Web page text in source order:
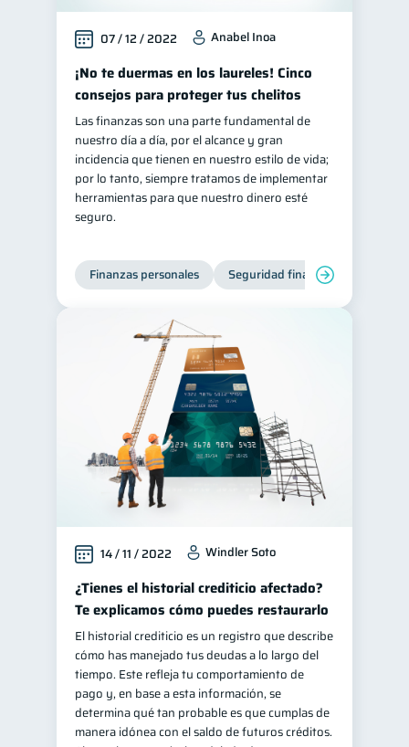
07 / 12 / 2022 Anabel Inoa
¡No te duermas en los laureles! Cinco
consejos para proteger tus chelitos
Las finanzas son una parte fundamental de
nuestro día a día, por el alcance y gran
incidencia que tienen en nuestro estilo de vida;
por lo tanto, siempre tratamos de implementar
herramientas para que nuestro dinero esté
seguro.
Finanzas personales Seguridad financiera
14 / 11 / 2022 Windler Soto
¿Tienes el historial crediticio afectado?
Te explicamos cómo puedes restaurarlo
El historial crediticio es un registro que describe
cómo has manejado tus deudas a lo largo del
tiempo. Este refleja tu comportamiento de
pago y, en base a esta información, se
determina qué tan probable es que cumplas de
manera idónea con el saldo de futuros créditos.